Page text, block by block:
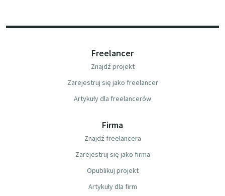
Freelancer
Znajdź projekt
Zarejestruj się jako freelancer
Artykuły dla freelancerów
Firma
Znajdź freelancera
Zarejestruj się jako firma
Opublikuj projekt
Artykuły dla firm